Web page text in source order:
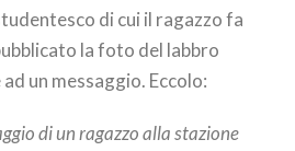
di cui il ragazzo fa
la foto del labbro
un messaggio. Eccolo:
di un ragazzo alla stazione